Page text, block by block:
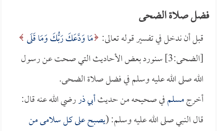
فضل صلاة الضحى
قبل أن ندخل في تفسير قوله تعالى: مَا وَدَّعَكَ رَبُّكَ وَمَا قَلَى
[الضحى:3] سنورد بعض الأحاديث التي صحت عن رسول
الله صلى الله عليه وسلم في فضل صلاة الضحى.
أخرجمسلمفي صحيحه من حديثأبي ذررضي الله عنه قال:
قال النبي صلى الله عليه وسلم: (يصبح على كل سلامى من